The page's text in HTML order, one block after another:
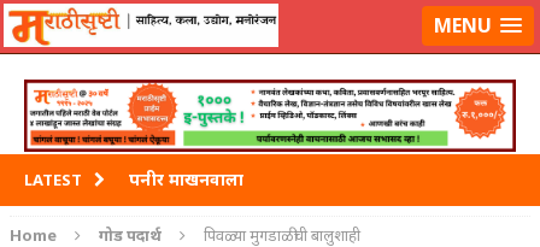
मराठीसृष्टीवर लॉग-इन करा MENU
LATEST पनीर माखनवाला
पावभाजी
Home गोड पदार्थ पिवळ्या मुगडाळीची बालुशाही